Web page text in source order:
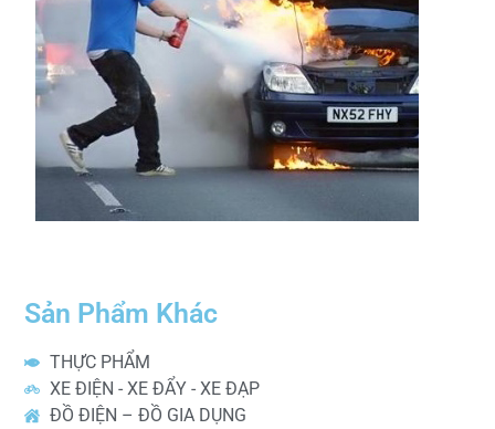
Sản Phẩm Khác
THỰC PHẨM
XE ĐIỆN - XE ĐẨY - XE ĐẠP
ĐỒ ĐIỆN – ĐỒ GIA DỤNG